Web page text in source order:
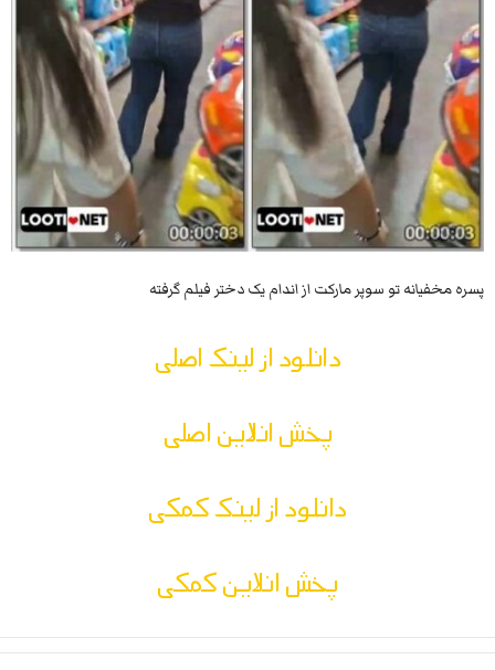
پسره مخفیانه تو سوپر مارکت از اندام یک دختر فیلم گرفته
دانلود از لینک اصلی
پخش انلاین اصلی
دانلود از لینک کمکی
پخش انلاین کمکی